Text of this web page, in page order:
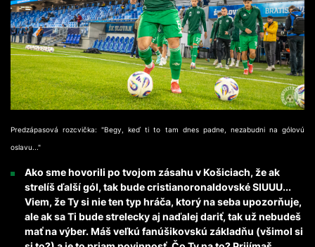
Predzápasová rozcvička: "Begy, keď ti to tam dnes padne, nezabudni na gólovú
oslavu..."
Ako sme hovorili po tvojom zásahu v Košiciach, že ak
strelíš ďalší gól, tak bude cristianoronaldovské SIUUU...
Viem, že Ty si nie ten typ hráča, ktorý na seba upozorňuje,
ale ak sa Ti bude strelecky aj naďalej dariť, tak už nebudeš
mať na výber. Máš veľkú fanúšikovskú základňu (všimol si